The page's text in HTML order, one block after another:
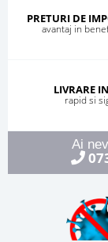
PRETURI DE
avantaj in
LIVRARE
rapid si
Ai